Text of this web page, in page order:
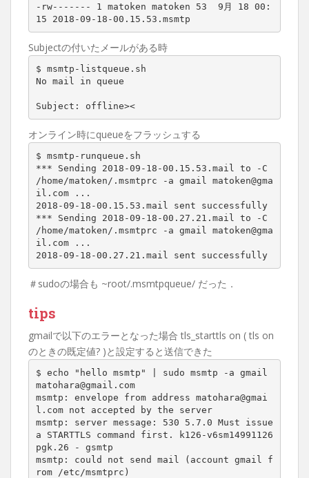
-rw------- 1 matoken matoken 53  9月 18 00:
15 2018-09-18-00.15.53.msmtp
Subjectの付いたメールがある時
$ msmtp-listqueue.sh
No mail in queue
Subject: offline><
オンライン時にqueueをフラッシュする
$ msmtp-runqueue.sh
*** Sending 2018-09-18-00.15.53.mail to -C
/home/matoken/.msmtprc -a gmail matoken@gma
il.com ...
2018-09-18-00.15.53.mail sent successfully
*** Sending 2018-09-18-00.27.21.mail to -C
/home/matoken/.msmtprc -a gmail matoken@gma
il.com ...
2018-09-18-00.27.21.mail sent successfully
＃sudoの場合も ~root/.msmtpqueue/ だった．
tips
gmailで以下のエラーとなった場合 tls_starttls on ( tls on
のときの既定値? )と設定すると送信できた
$ echo "hello msmtp" | sudo msmtp -a gmail
matohara@gmail.com
msmtp: envelope from address matohara@gmai
l.com not accepted by the server
msmtp: server message: 530 5.7.0 Must issue
a STARTTLS command first. k126-v6sm14991126
pgk.26 - gsmtp
msmtp: could not send mail (account gmail f
rom /etc/msmtprc)